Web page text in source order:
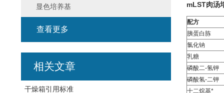
mLST肉汤
配方
胰蛋白胨
氯化钠
乳糖
磷酸二-氢钾
磷酸氢-二钾
十二烷基*
显色培养基
查看更多
相关文章
干燥箱引用标准